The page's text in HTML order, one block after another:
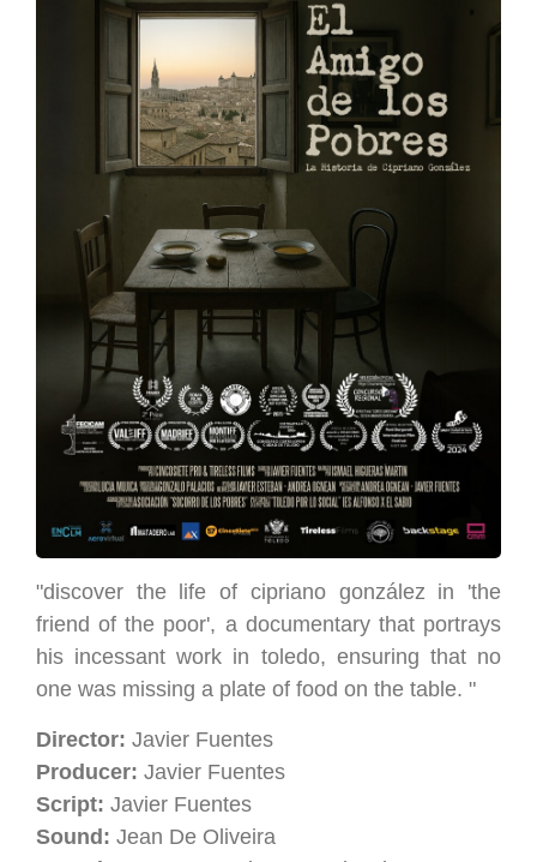
"discover the life of cipriano gonzález in 'the
friend of the poor', a documentary that portrays
his incessant work in toledo, ensuring that no
one was missing a plate of food on the table. "
Director: Javier Fuentes
Producer: Javier Fuentes
Script: Javier Fuentes
Sound: Jean De Oliveira